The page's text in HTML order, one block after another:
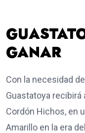
GANAR
Con la necesidad
Guastatoya recibirá
Cordón Hichos, en
Amarillo en la era